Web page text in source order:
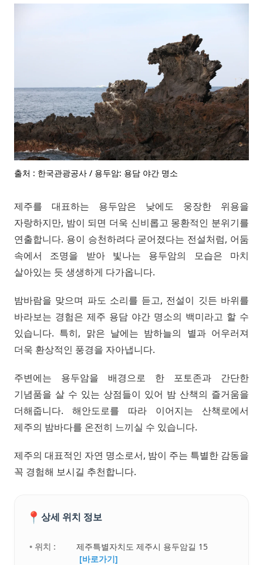
출처 : 한국관광공사 / 용두암: 용담 야간 명소
제주를 대표하는 용두암은 낮에도 웅장한 위용을
자랑하지만, 밤이 되면 더욱 신비롭고 몽환적인 분위기를
연출합니다. 용이 승천하려다 굳어졌다는 전설처럼, 어둠
속에서 조명을 받아 빛나는 용두암의 모습은 마치
살아있는 듯 생생하게 다가옵니다.
밤바람을 맞으며 파도 소리를 듣고, 전설이 깃든 바위를
바라보는 경험은 제주 용담 야간 명소의 백미라고 할 수
있습니다. 특히, 맑은 날에는 밤하늘의 별과 어우러져
더욱 환상적인 풍경을 자아냅니다.
주변에는 용두암을 배경으로 한 포토존과 간단한
기념품을 살 수 있는 상점들이 있어 밤 산책의 즐거움을
더해줍니다. 해안도로를 따라 이어지는 산책로에서
제주의 밤바다를 온전히 느끼실 수 있습니다.
제주의 대표적인 자연 명소로서, 밤이 주는 특별한 감동을
꼭 경험해 보시길 추천합니다.
📍 상세 위치 정보
• 위치 :
제주특별자치도 제주시 용두암길 15
[바로가기]